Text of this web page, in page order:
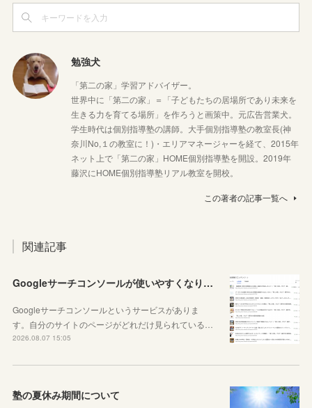
勉強犬
「第二の家」学習アドバイザー。
世界中に「第二の家」＝「子どもたちの居場所であり未来を
生きる力を育てる場所」を作ろうと画策中。元広告営業犬。
学生時代は個別指導塾の講師。大手個別指導塾の教室長(神
奈川No,１の教室に！)・エリアマネージャーを経て、2015年
ネット上で「第二の家」HOME個別指導塾を開設。2019年
藤沢にHOME個別指導塾リアル教室を開校。
この著者の記事一覧へ
関連記事
Googleサーチコンソールが使いやすくなりました！YouTubeも見れるように！
Googleサーチコンソールというサービスがありま
す。自分のサイトのページがどれだけ見られている…
2026.08.07 15:05
塾の夏休み期間について